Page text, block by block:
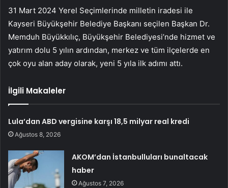
31 Mart 2024 Yerel Seçimlerinde milletin iradesi ile
Kayseri Büyükşehir Belediye Başkanı seçilen Başkan Dr.
Memduh Büyükkılıç, Büyükşehir Belediyesi’nde hizmet ve
yatırım dolu 5 yılın ardından, merkez ve tüm ilçelerde en
çok oyu alan aday olarak, yeni 5 yıla ilk adımı attı.
İlgili Makaleler
Lula’dan ABD vergisine karşı 18,5 milyar real kredi
Ağustos 8, 2026
AKOM’dan İstanbulluları bunaltacak
haber
Ağustos 7, 2026